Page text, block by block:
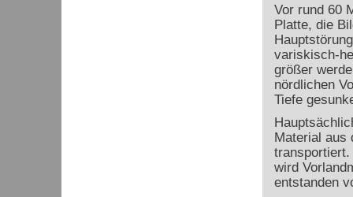
Vor rund 60
Platte, die
variskisch-
größer
nördlichen
Tiefe
Material aus
transportiert.
wird
entstanden